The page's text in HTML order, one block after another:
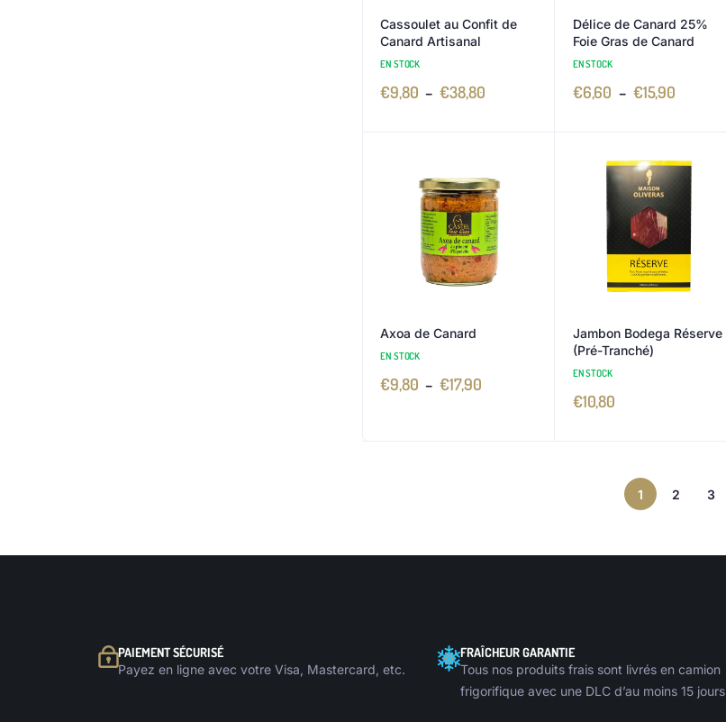
Cassoulet au Confit de
Canard Artisanal
EN STOCK
€9,80 – €38,80
Délice de Canard 25%
Foie Gras de Canard
EN STOCK
€6,60 – €15,90
Axoa de Canard
EN STOCK
€9,80 – €17,90
Jambon Bodega Réserve
(Pré-Tranché)
EN STOCK
€10,80
1 2 3
PAIEMENT SÉCURISÉ
Payez en ligne avec votre Visa, Mastercard, etc.
FRAÎCHEUR GARANTIE
Tous nos produits frais sont livrés en camion
frigorifique avec une DLC d’au moins 15 jours